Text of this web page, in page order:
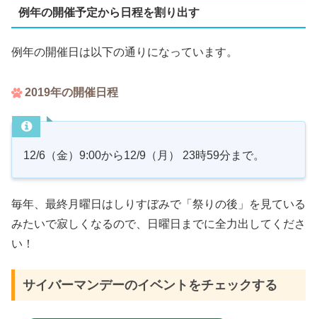
例年の開催予定から日程を割り出す
例年の開催日は以下の通りになっています。
2019年の開催日程
12/6（金）9:00から12/9（月） 23時59分まで。
毎年、最終月曜日はしりすぼみで「祭りの後」を見ている
みたいで寂しくなるので、日曜日までに全力出してくださ
い！
サイバーマンデーのイベントをチェックする